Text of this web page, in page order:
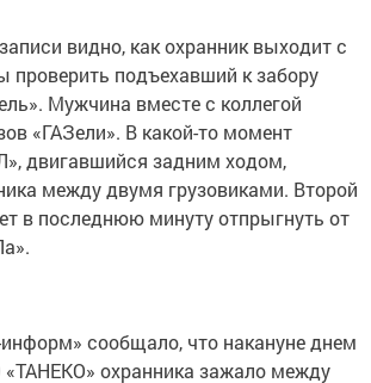
видно, как охранник выходит с
проверить подъехавший к забору
Мужчина вместе с коллегой
«ГАЗели». В какой-то момент
двигавшийся задним ходом,
между двумя грузовиками. Второй
в последнюю минуту отпрыгнуть от
сообщало, что накануне днем
«ТАНЕКО» охранника зажало между